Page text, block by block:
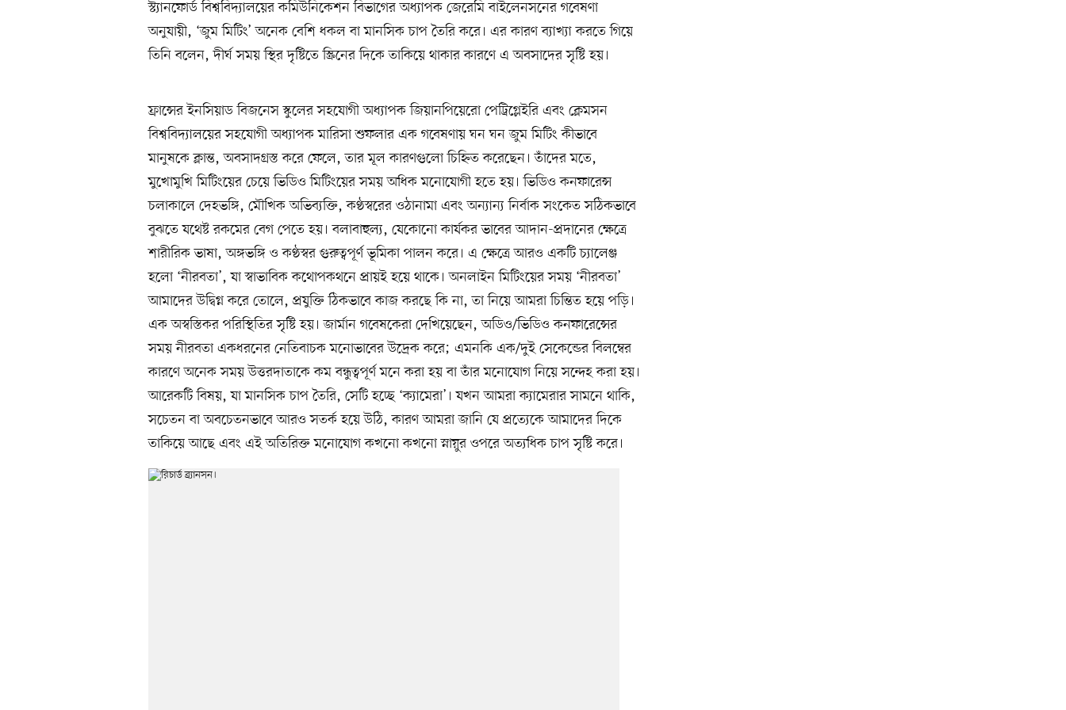
স্ট্যানফোর্ড বিশ্ববিদ্যালয়ের কমিউনিকেশন বিভাগের অধ্যাপক জেরেমি বাইলেনসনের গবেষণা
অনুযায়ী, ‘জুম মিটিং’ অনেক বেশি ধকল বা মানসিক চাপ তৈরি করে। এর কারণ ব্যাখ্যা করতে গিয়ে
তিনি বলেন, দীর্ঘ সময় স্থির দৃষ্টিতে স্ক্রিনের দিকে তাকিয়ে থাকার কারণে এ অবসাদের সৃষ্টি হয়।
ফ্রান্সের ইনসিয়াড বিজনেস স্কুলের সহযোগী অধ্যাপক জিয়ানপিয়েরো পেট্রিগ্লেইরি এবং ক্লেমসন
বিশ্ববিদ্যালয়ের সহযোগী অধ্যাপক মারিসা শুফলার এক গবেষণায় ঘন ঘন জুম মিটিং কীভাবে
মানুষকে ক্লান্ত, অবসাদগ্রস্ত করে ফেলে, তার মূল কারণগুলো চিহ্নিত করেছেন। তাঁদের মতে,
মুখোমুখি মিটিংয়ের চেয়ে ভিডিও মিটিংয়ের সময় অধিক মনোযোগী হতে হয়। ভিডিও কনফারেন্স
চলাকালে দেহভঙ্গি, মৌখিক অভিব্যক্তি, কণ্ঠস্বরের ওঠানামা এবং অন্যান্য নির্বাক সংকেত সঠিকভাবে
বুঝতে যথেষ্ট রকমের বেগ পেতে হয়। বলাবাহুল্য, যেকোনো কার্যকর ভাবের আদান-প্রদানের ক্ষেত্রে
শারীরিক ভাষা, অঙ্গভঙ্গি ও কণ্ঠস্বর গুরুত্বপূর্ণ ভূমিকা পালন করে। এ ক্ষেত্রে আরও একটি চ্যালেঞ্জ
হলো ‘নীরবতা’, যা স্বাভাবিক কথোপকথনে প্রায়ই হয়ে থাকে। অনলাইন মিটিংয়ের সময় ‘নীরবতা’
আমাদের উদ্বিগ্ন করে তোলে, প্রযুক্তি ঠিকভাবে কাজ করছে কি না, তা নিয়ে আমরা চিন্তিত হয়ে পড়ি।
এক অস্বস্তিকর পরিস্থিতির সৃষ্টি হয়। জার্মান গবেষকেরা দেখিয়েছেন, অডিও/ভিডিও কনফারেন্সের
সময় নীরবতা একধরনের নেতিবাচক মনোভাবের উদ্রেক করে; এমনকি এক/দুই সেকেন্ডের বিলম্বের
কারণে অনেক সময় উত্তরদাতাকে কম বন্ধুত্বপূর্ণ মনে করা হয় বা তাঁর মনোযোগ নিয়ে সন্দেহ করা হয়।
আরেকটি বিষয়, যা মানসিক চাপ তৈরি, সেটি হচ্ছে ‘ক্যামেরা’। যখন আমরা ক্যামেরার সামনে থাকি,
সচেতন বা অবচেতনভাবে আরও সতর্ক হয়ে উঠি, কারণ আমরা জানি যে প্রত্যেকে আমাদের দিকে
তাকিয়ে আছে এবং এই অতিরিক্ত মনোযোগ কখনো কখনো স্নায়ুর ওপরে অত্যধিক চাপ সৃষ্টি করে।